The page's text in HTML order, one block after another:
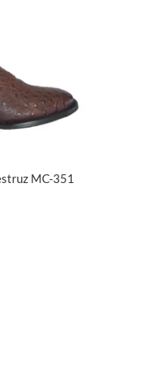
MC-351